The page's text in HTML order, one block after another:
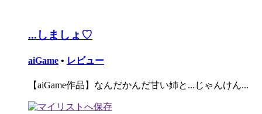
...しましょ♡
aiGame • レビュー
【aiGame作品】なんだかんだ甘い姉と...じゃんけん...